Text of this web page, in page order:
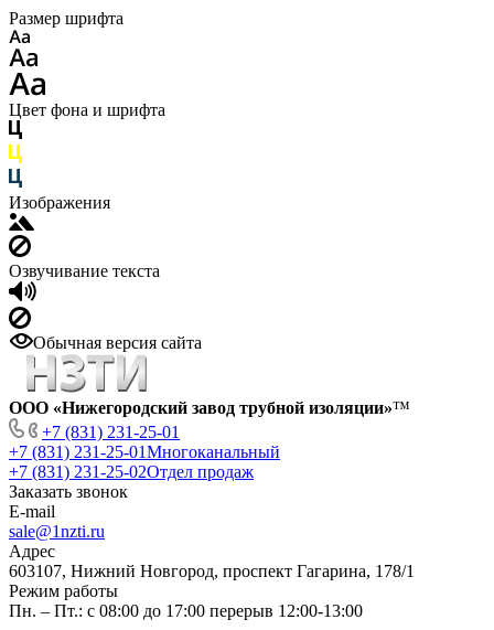
Размер шрифта
Цвет фона и шрифта
Изображения
Озвучивание текста
Обычная версия сайта
ООО «Нижегородский завод трубной изоляции»™
+7 (831) 231-25-01
+7 (831) 231-25-01Многоканальный
+7 (831) 231-25-02Отдел продаж
Заказать звонок
E-mail
sale@1nzti.ru
Адрес
603107, Нижний Новгород, проспект Гагарина, 178/1
Режим работы
Пн. – Пт.: с 08:00 до 17:00 перерыв 12:00-13:00